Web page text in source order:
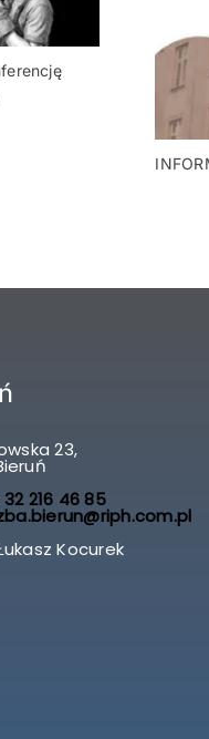
23,
32 216 46 85
Kocurek